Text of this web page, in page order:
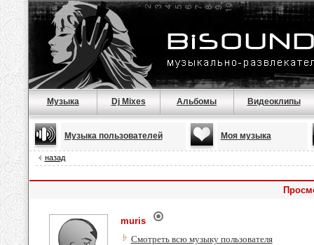
Музыка Dj Mixes Альбомы Видеоклипы
Музыка пользователей Моя музыка
назад
muris
Смотреть всю музыку пользователя